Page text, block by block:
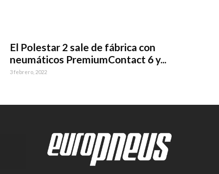
El Polestar 2 sale de fábrica con
neumáticos PremiumContact 6 y...
3 febrero, 2022